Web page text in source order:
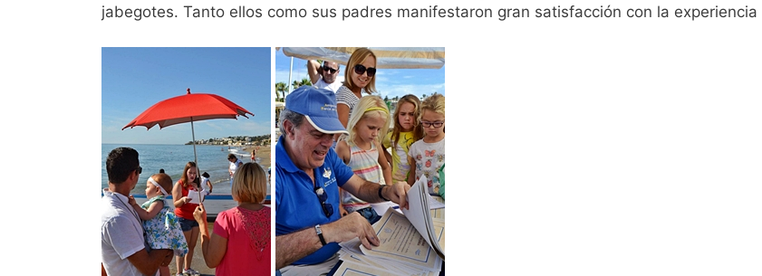
jabegotes. Tanto ellos como sus padres manifestaron gran satisfacción con la experiencia